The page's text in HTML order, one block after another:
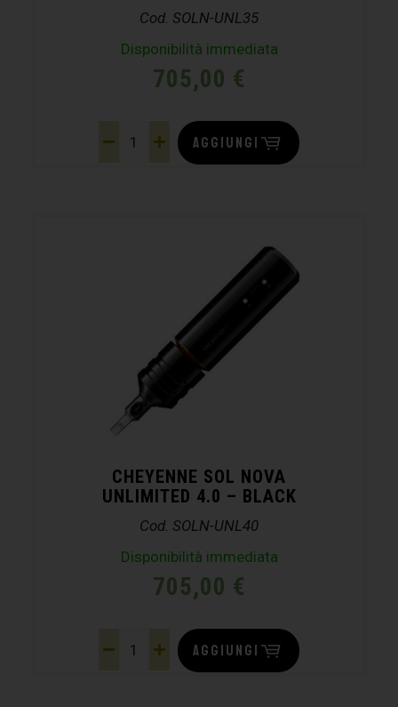
Cod. SOLN-UNL35
Disponibilità immediata
705,00 €
AGGIUNGI
CHEYENNE SOL NOVA
UNLIMITED 4.0 – BLACK
Cod. SOLN-UNL40
Disponibilità immediata
705,00 €
AGGIUNGI